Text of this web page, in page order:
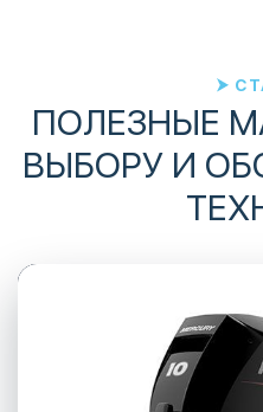
ПОЛЕЗНЫЕ
ВЫБОРУ И